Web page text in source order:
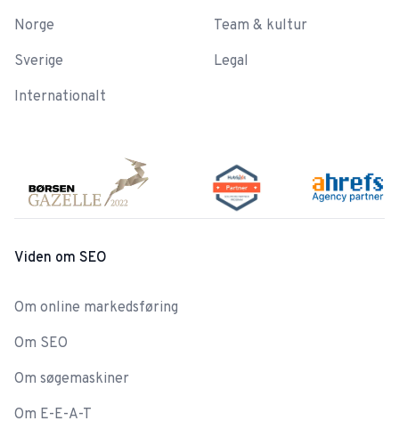
Norge
Sverige
Internationalt
Team & kultur
Legal
Viden om SEO
Om online markedsføring
Om SEO
Om søgemaskiner
Om E-E-A-T